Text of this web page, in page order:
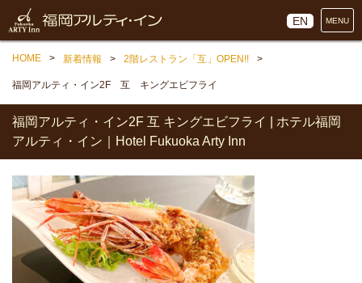
EN MENU
HOME 新着情報 2階レストラン「互」OPEN!!
福岡アルティ・イン2F 互 キングエビフライ
福岡アルティ・イン2F 互 キングエビフライ | ホテル福岡
アルティ・イン｜Hotel Fukuoka Arty Inn